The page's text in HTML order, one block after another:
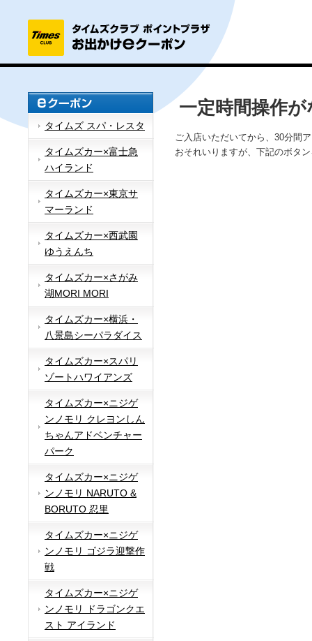
タイムズ スパ・レスタ
タイムズカー×富士急
ハイランド
タイムズカー×東京サ
マーランド
タイムズカー×西武園
ゆうえんち
タイムズカー×さがみ
湖MORI MORI
タイムズカー×横浜・
八景島シーパラダイス
タイムズカー×スパリ
ゾートハワイアンズ
タイムズカー×ニジゲ
ンノモリ クレヨンしん
ちゃんアドベンチャー
パーク
タイムズカー×ニジゲ
ンノモリ NARUTO &
BORUTO 忍里
タイムズカー×ニジゲ
ンノモリ ゴジラ迎撃作
戦
タイムズカー×ニジゲ
ンノモリ ドラゴンクエ
スト アイランド
一定時間操作
ご入店いただいてから、30分間
おそれいりますが、下記のボタ